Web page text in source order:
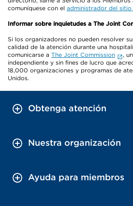
comuníquese con el administrador del sitio
Informar sobre inquietudes a The Joint
Si los organizadores no pueden resolver
calidad de la atención durante una
comunicarse a The Joint Commission
,
independiente y sin fines de lucro que
18,000 organizaciones y programas de
Unidos.
Obtenga atención
Nuestra organización
Ayuda para miembros